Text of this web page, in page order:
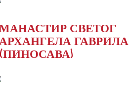
СВЕТОГ
ГАВРИЛА
(ПИНОСАВА)